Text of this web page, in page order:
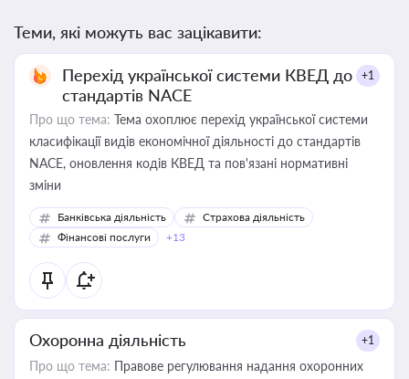
Теми, які можуть вас зацікавити:
Перехід української системи КВЕД до
стандартів NACE
+1
Про що тема: Тема охоплює перехід української системи
класифікації видів економічної діяльності до стандартів
NACE, оновлення кодів КВЕД та пов'язані нормативні
зміни
Банківська діяльність
Страхова діяльність
Фінансові послуги
+13
Охоронна діяльність +1
Про що тема: Правове регулювання надання охоронних